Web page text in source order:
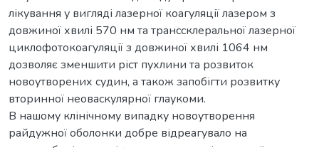
лікування у вигляді лазерної коагуляції лазером з
довжиної хвилі 570 нм та транссклеральної лазерної
циклофотокоагуляції з довжиної хвилі 1064 нм
дозволяє зменшити ріст пухлини та розвиток
новоутворених судин, а також запобігти розвитку
вторинної неоваскулярної глаукоми.
В нашому клінічному випадку новоутворення
райдужної оболонки добре відреагувало на